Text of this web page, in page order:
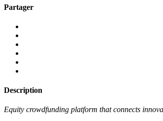
Partager
Description
Equity crowdfunding platform that connects